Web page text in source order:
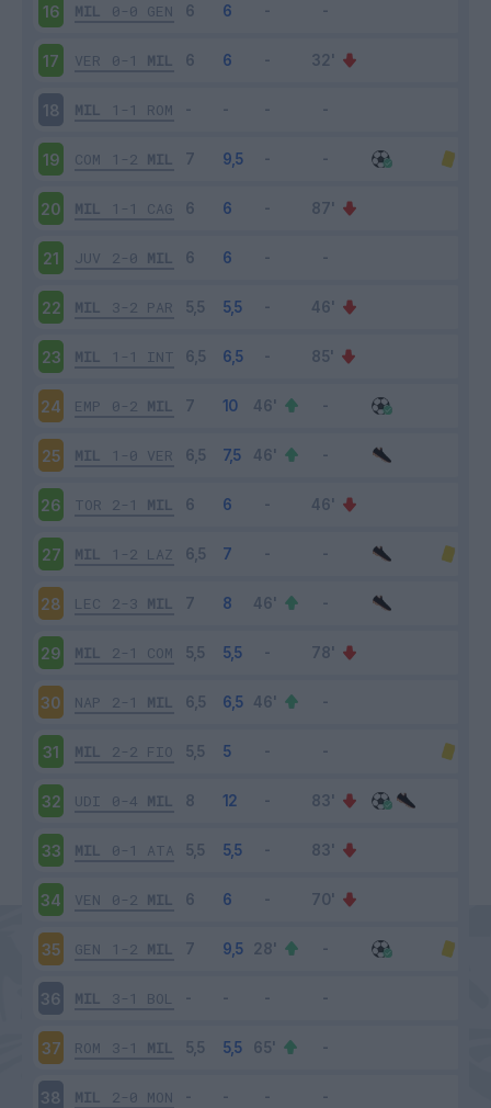
16 MIL 0-0 GEN
17 VER 0-1 MIL
18 MIL 1-1 ROM
19 COM 1-2 MIL
20 MIL 1-1 CAG
21 JUV 2-0 MIL
22 MIL 3-2 PAR
23 MIL 1-1 INT
24 EMP 0-2 MIL
25 MIL 1-0 VER
26 TOR 2-1 MIL
27 MIL 1-2 LAZ
28 LEC 2-3 MIL
29 MIL 2-1 COM
30 NAP 2-1 MIL
31 MIL 2-2 FIO
32 UDI 0-4 MIL
33 MIL 0-1 ATA
34 VEN 0-2 MIL
35 GEN 1-2 MIL
36 MIL 3-1 BOL
37 ROM 3-1 MIL
38 MIL 2-0 MON